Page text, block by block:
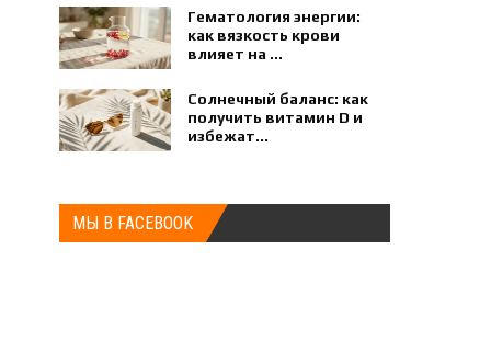
Гематология энергии:
как вязкость крови
влияет на ...
Солнечный баланс: как
получить витамин D и
избежат...
МЫ В FACEBOOK